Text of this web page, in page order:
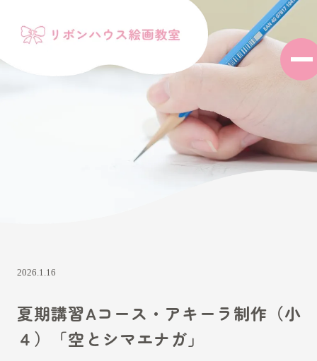
2026.1.16
夏期講習Aコース・アキーラ制作（小
４）「空とシマエナガ」